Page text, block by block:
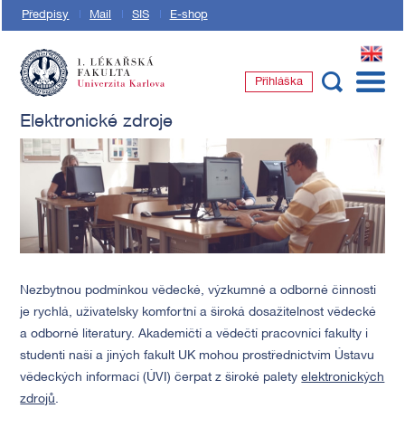
Předpisy Mail SIS E-shop
EN
Přihláška
Elektronické zdroje
Nezbytnou podmínkou vědecké, výzkumné a odborné činnosti
je rychlá, uživatelsky komfortní a široká dosažitelnost vědecké
a odborné literatury. Akademičtí a vědečtí pracovníci fakulty i
studenti naší a jiných fakult UK mohou prostřednictvím Ústavu
vědeckých informací (ÚVI) čerpat z široké paletyelektronických
zdrojů